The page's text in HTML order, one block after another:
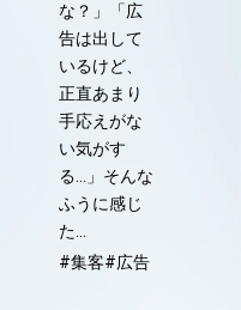
な？」「広
告は出して
いるけど、
正直あまり
手応えがな
い気がす
る…」そんな
ふうに感じ
た…
#集客#広告